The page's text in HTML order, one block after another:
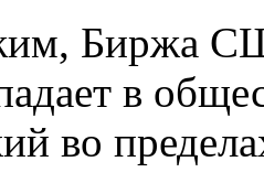
Биржа
в
во